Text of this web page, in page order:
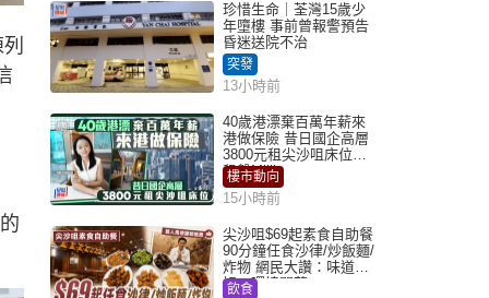
珍惜生命｜荃灣15歲少
年墮樓 事前曾報警預告
昏迷送院不治
突發
13小時前
40歲港漂棄百萬年薪來
港做保險 昔日國企高層
3800元租尖沙咀床位｜
租盤Million
樓市動向
15小時前
尖沙咀$69起素食自助餐
90分鐘任食沙律/炒飯麵/
炸物 網民大讚：味道
好，環境闊落
飲食